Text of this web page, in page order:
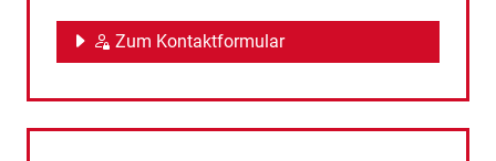
Zum Kontaktformular